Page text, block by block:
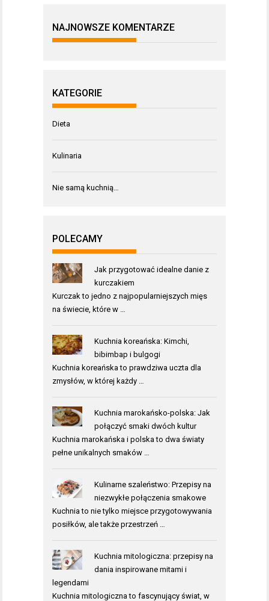
NAJNOWSZE KOMENTARZE
KATEGORIE
Dieta
Kulinaria
Nie samą kuchnią…
POLECAMY
Jak przygotować idealne danie z
kurczakiem
Kurczak to jedno z najpopularniejszych mięs
na świecie, które w …
Kuchnia koreańska: Kimchi,
bibimbap i bulgogi
Kuchnia koreańska to prawdziwa uczta dla
zmysłów, w której każdy …
Kuchnia marokańsko-polska: Jak
połączyć smaki dwóch kultur
Kuchnia marokańska i polska to dwa światy
pełne unikalnych smaków …
Kulinarne szaleństwo: Przepisy na
niezwykłe połączenia smakowe
Kuchnia to nie tylko miejsce przygotowywania
posiłków, ale także przestrzeń …
Kuchnia mitologiczna: przepisy na
dania inspirowane mitami i
legendami
Kuchnia mitologiczna to fascynujący świat, w